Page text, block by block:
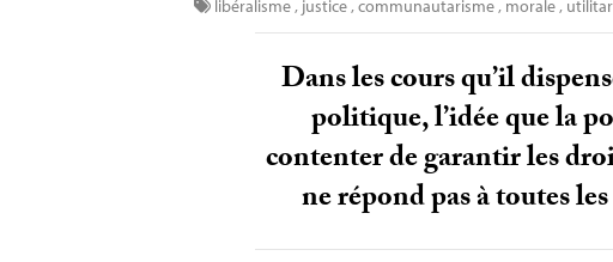
libéralisme, justice,communautarisme, morale,
Dans les cours qu’il
politique, l’idée que la
contenter de garantir les
ne répond pas à toutes